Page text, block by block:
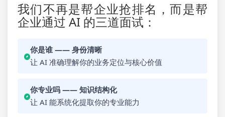
我们不再是帮企业抢排名，而是帮
企业通过 AI 的三道面试：
你是谁 —— 身份清晰
让 AI 准确理解你的业务定位与核心价值
你专业吗 —— 知识结构化
让 AI 能系统化提取你的专业能力